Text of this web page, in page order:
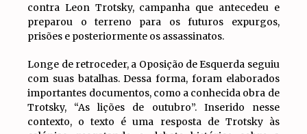
contra Leon Trotsky, campanha que antecedeu e
preparou o terreno para os futuros expurgos,
prisões e posteriormente os assassinatos.
Longe de retroceder, a Oposição de Esquerda seguiu
com suas batalhas. Dessa forma, foram elaborados
importantes documentos, como a conhecida obra de
Trotsky, “As lições de outubro”. Inserido nesse
contexto, o texto é uma resposta de Trotsky às